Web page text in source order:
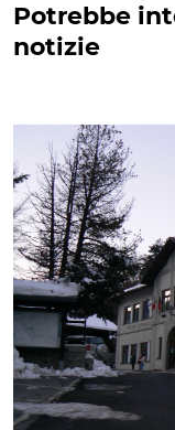
Potrebbe
notizie